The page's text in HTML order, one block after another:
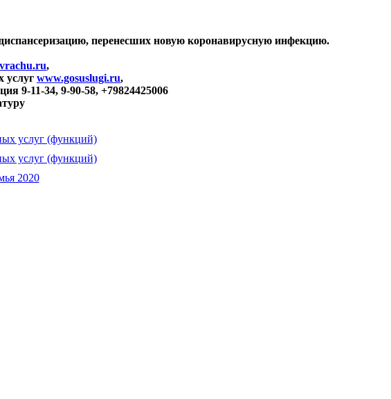
перенесших новую коронавирусную инфекцию.
,
услуг www.gosuslugi.ru,
9-11-34, 9-90-58, +79824425006